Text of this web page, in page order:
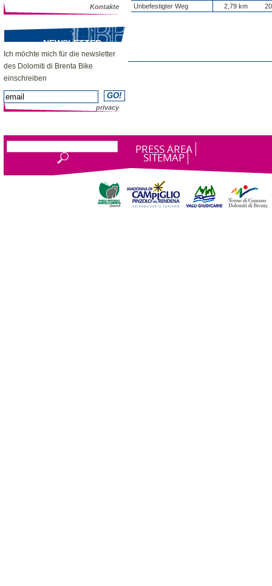
Kontakte
NEWSLETTER
Ich möchte mich für die newsletter
des Dolomiti di Brenta Bike
einschreiben
privacy
Unbefestigter Weg
2,79 km
PRESS AREA
SITEMAP